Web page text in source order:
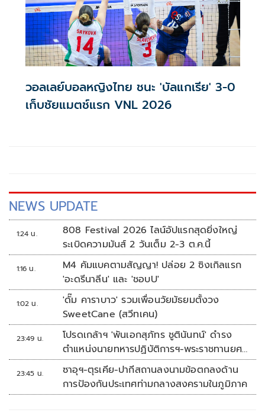
วอลเลย์บอลหญิงไทย ชนะ 'บัลแกเรีย' 3-0
เก็บชัยแมตช์แรก VNL 2026
NEWS UPDATE
1:24 น.
808 Festival 2026 ไลน์อัปแรกสุดยิ่งใหญ่
ระเบิดความมันส์ 2 วันเต็ม 2-3 ต.ค.นี้
1:16 น.
M4 คัมแบคตามสัญญา! ปล่อย 2 ซิงเกิลแรก
'อะดรีนาลีน' และ 'ชอบU'
1:02 น.
'ดั๊ม คาราบาว' รวมเพื่อนวัยมัธยมตั้งวง
SweetCane (สวีทเคน)
23:49 น.
โปรดเกล้าฯ 'พันเอกสุภัทร ชูตินันทน์' ดำรง
ตำแหน่งนายทหารปฏิบัติการฯ-พระราชทานยศ
'พลตรี'
23:45 น.
ซาอุฯ-ตุรเคีย-ปากีสถานลงนามข้อตกลงด้าน
การป้องกันประเทศท่ามกลางสงครามในภูมิภาค